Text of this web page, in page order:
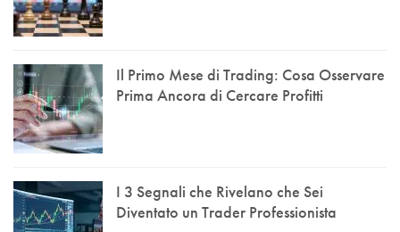
Il Primo Mese di Trading: Cosa Osservare
Prima Ancora di Cercare Profitti
I 3 Segnali che Rivelano che Sei
Diventato un Trader Professionista